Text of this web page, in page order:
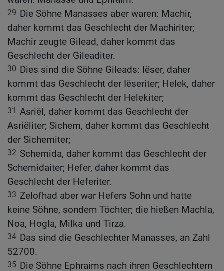
29 Die Söhne Manasses aber waren: Machir,
daher kommt das Geschlecht der Machiriter;
Machir zeugte Gilead, daher kommt das
Geschlecht der Gileaditer.
30 Dies sind die Söhne Gileads: Iëser, daher
kommt das Geschlecht der Iëseriter; Helek, daher
kommt das Geschlecht der Helekiter;
31 Asriël, daher kommt das Geschlecht der
Asriëliter; Sichem, daher kommt das Geschlecht
der Sichemiter;
32 Schemida, daher kommt das Geschlecht der
Schemidaiter; Hefer, daher kommt das
Geschlecht der Heferiter.
33 Zelofhad aber war Hefers Sohn und hatte
keine Söhne, sondern Töchter; die hießen Machla,
Noa, Hogla, Milka und Tirza.
34 Das sind die Geschlechter Manasses, an Zahl
52700.
35 Die Söhne Ephraims nach ihren Geschlechtern